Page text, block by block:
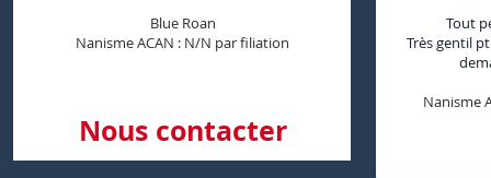
Blue Roan
Nanisme ACAN : N/N par filiation
Nous contacter
Tout
Très gentil
Nanisme